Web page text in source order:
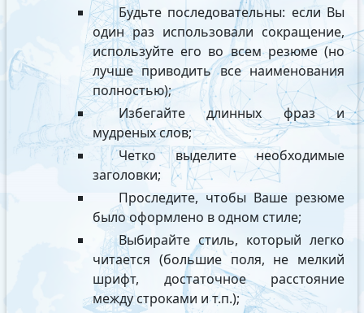
Будьте последовательны: если Вы
один раз использовали сокращение,
используйте его во всем резюме (но
лучше приводить все наименования
полностью);
Избегайте длинных фраз и
мудреных слов;
Четко выделите необходимые
заголовки;
Проследите, чтобы Ваше резюме
было оформлено в одном стиле;
Выбирайте стиль, который легко
читается (большие поля, не мелкий
шрифт, достаточное расстояние
между строками и т.п.);